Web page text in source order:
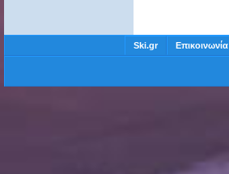
Ski.gr Επικοινωνία